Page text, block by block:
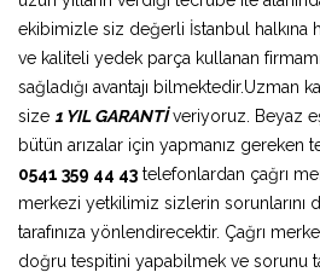
ekibimizle siz değerli İstanbul halkına
ve kaliteli yedek parça kullanan
sağladığı avantajı bilmektedir.Uzman
size 1 YIL GARANTİveriyoruz. Beyaz
bütün arızalar için yapmanız gereken
0541 359 44 43 telefonlardan çağrı
merkezi yetkilimiz sizlerin sorunlarını
tarafınıza yönlendirecektir. Çağrı
doğru tespitini yapabilmek ve sorunu